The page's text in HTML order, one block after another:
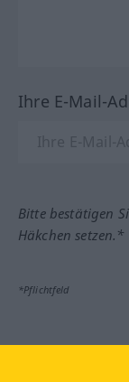
Ihre E-Mail-
Bitte bestätigen
Häkchen setzen.*
*Pflichtfeld